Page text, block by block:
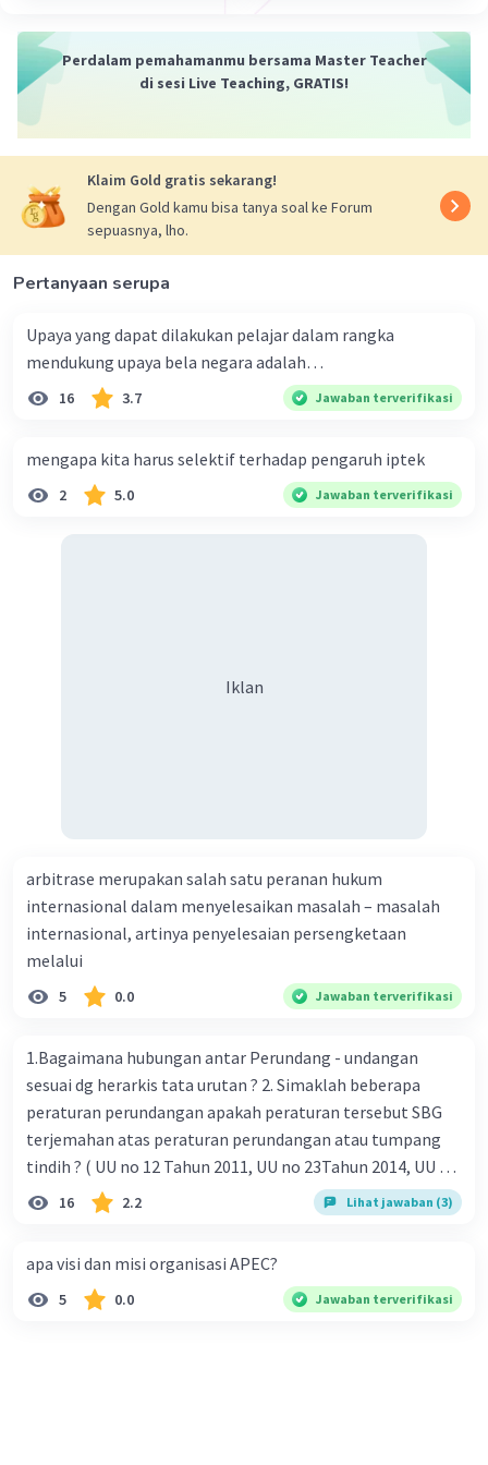
Iklan
dari lubuk hati paling dalam dan tulus oleh seluruh
bangsa Indonesia.
Beri Rating·0.0(0) Balas
Perdalam pemahamanmu bersama Master Teacher
di sesi Live Teaching, GRATIS!
Klaim Gold gratis sekarang!
Dengan Gold kamu bisa tanya soal ke Forum
sepuasnya, lho.
Pertanyaan serupa
Upaya yang dapat dilakukan pelajar dalam rangka
mendukung upaya bela negara adalah…
16 3.7 Jawaban terverifikasi
mengapa kita harus selektif terhadap pengaruh iptek
2 5.0 Jawaban terverifikasi
Iklan
arbitrase merupakan salah satu peranan hukum
internasional dalam menyelesaikan masalah – masalah
internasional, artinya penyelesaian persengketaan
melalui
5 0.0 Jawaban terverifikasi
1.Bagaimana hubungan antar Perundang - undangan
sesuai dg herarkis tata urutan ? 2. Simaklah beberapa
peraturan perundangan apakah peraturan tersebut SBG
terjemahan atas peraturan perundangan atau tumpang
tindih ? ( UU no 12 Tahun 2011, UU no 23Tahun 2014, UU No
25 Tahun 2004 ) 3 . Tuliskan peraturan perundangan yg di
undangkan atas perintah TAP MPR NO I / MPR/ 2003
pasal18, pasal 22, pasal 23, Pasal 26 , Pasal 27,pasal ,pasal
28, pasal 29, pasal 30 ,pasal 31 dan pasal 33 )
16 2.2 Lihat jawaban (3)
apa visi dan misi organisasi APEC?
5 0.0 Jawaban terverifikasi